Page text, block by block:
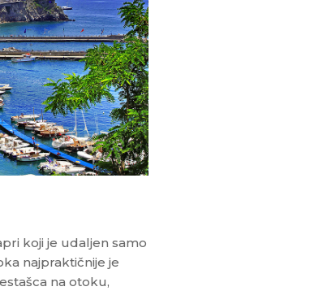
koji je udaljen samo
najpraktičnije je
na otoku,